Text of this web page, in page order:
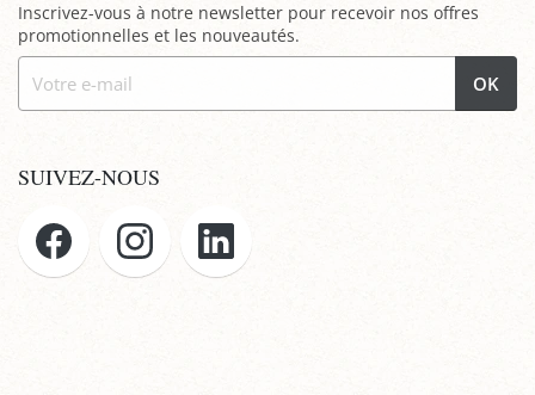
Inscrivez-vous à notre newsletter pour recevoir nos offres
promotionnelles et les nouveautés.
OK
SUIVEZ-NOUS